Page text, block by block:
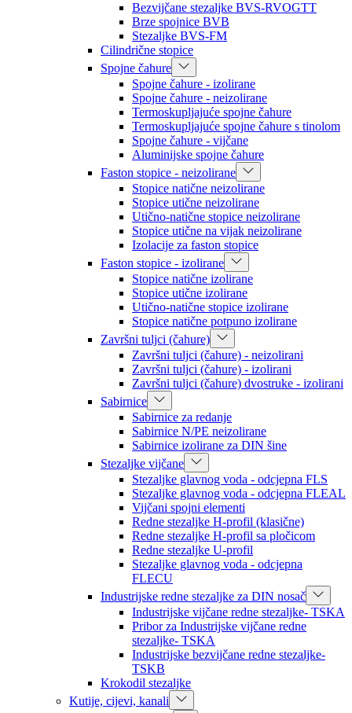
Bezvijčane stezaljke BVS-RVOGTT
Brze spojnice BVB
Stezaljke BVS-FM
Cilindrične stopice
Spojne čahure
Spojne čahure - izolirane
Spojne čahure - neizolirane
Termoskupljajuće spojne čahure
Termoskupljajuće spojne čahure s tinolom
Spojne čahure - vijčane
Aluminijske spojne čahure
Faston stopice - neizolirane
Stopice natične neizolirane
Stopice utične neizolirane
Utično-natične stopice neizolirane
Stopice utične na vijak neizolirane
Izolacije za faston stopice
Faston stopice - izolirane
Stopice natične izolirane
Stopice utične izolirane
Utično-natične stopice izolirane
Stopice natične potpuno izolirane
Završni tuljci (čahure)
Završni tuljci (čahure) - neizolirani
Završni tuljci (čahure) - izolirani
Završni tuljci (čahure) dvostruke - izolirani
Sabirnice
Sabirnice za redanje
Sabirnice N/PE neizolirane
Sabirnice izolirane za DIN šine
Stezaljke vijčane
Stezaljke glavnog voda - odcjepna FLS
Stezaljke glavnog voda - odcjepna FLEAL
Vijčani spojni elementi
Redne stezaljke H-profil (klasične)
Redne stezaljke H-profil sa pločicom
Redne stezaljke U-profil
Stezaljke glavnog voda - odcjepna
FLECU
Industrijske redne stezaljke za DIN nosač
Industrijske vijčane redne stezaljke- TSKA
Pribor za Industrijske vijčane redne
stezaljke- TSKA
Industrijske bezvijčane redne stezaljke-
TSKB
Krokodil stezaljke
Kutije, cijevi, kanali